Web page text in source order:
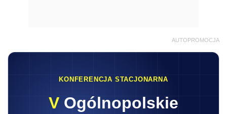
AUTOPROMOCJA
KONFERENCJA STACJONARNA
V Ogólnopolskie